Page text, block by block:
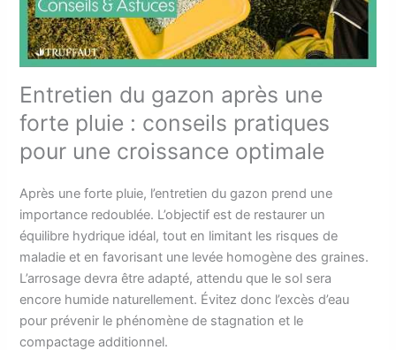
Entretien du gazon après une
forte pluie : conseils pratiques
pour une croissance optimale
Après une forte pluie, l’entretien du gazon prend une
importance redoublée. L’objectif est de restaurer un
équilibre hydrique idéal, tout en limitant les risques de
maladie et en favorisant une levée homogène des graines.
L’arrosage devra être adapté, attendu que le sol sera
encore humide naturellement. Évitez donc l’excès d’eau
pour prévenir le phénomène de stagnation et le
compactage additionnel.